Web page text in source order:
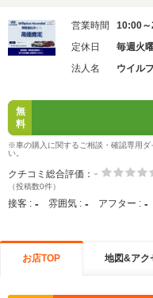
営業時間
10:00
定休日
毎週火
法人名
ウイル
無
料
※車の購入に関するご相談・確認専用ダ
い。
クチコミ総合評価： -
（投稿数0件）
接客 : - 雰囲気 : - アフター : -
お店TOP 地図&アク